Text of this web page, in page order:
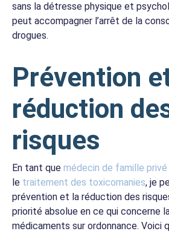
sans la détresse physique et
peut accompagner l’arrêt de la
drogues.
Prévention
réduction
risques
En tant que médecin de famille privé
le traitement des toxicomanies, je
prévention et la réduction des
priorité absolue en ce qui concerne
médicaments sur ordonnance. Voici